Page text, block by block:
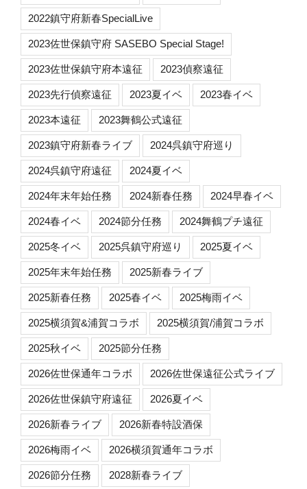
2022鎮守府新春SpecialLive
2023佐世保鎮守府 SASEBO Special Stage!
2023佐世保鎮守府本遠征 2023偵察遠征
2023先行偵察遠征 2023夏イベ 2023春イベ
2023本遠征 2023舞鶴公式遠征
2023鎮守府新春ライブ 2024呉鎮守府巡り
2024呉鎮守府遠征 2024夏イベ
2024年末年始任務 2024新春任務 2024早春イベ
2024春イベ 2024節分任務 2024舞鶴プチ遠征
2025冬イベ 2025呉鎮守府巡り 2025夏イベ
2025年末年始任務 2025新春ライブ
2025新春任務 2025春イベ 2025梅雨イベ
2025横須賀&浦賀コラボ 2025横須賀/浦賀コラボ
2025秋イベ 2025節分任務
2026佐世保通年コラボ 2026佐世保遠征公式ライブ
2026佐世保鎮守府遠征 2026夏イベ
2026新春ライブ 2026新春特設酒保
2026梅雨イベ 2026横須賀通年コラボ
2026節分任務 2028新春ライブ